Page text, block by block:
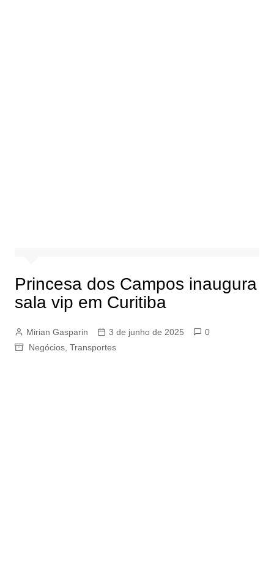
Princesa dos Campos inaugura
sala vip em Curitiba
Mirian Gasparin 3 de junho de 2025
0
Negócios, Transportes